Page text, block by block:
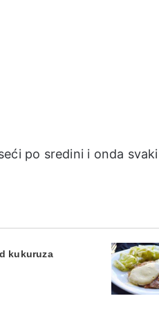
po sredini i onda
kukuruza